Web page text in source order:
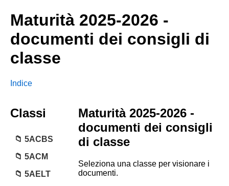
Maturità 2025-2026 -
documenti dei consigli di
classe
Indice
Classi
5ACBS
5ACM
5AELT
Maturità 2025-2026 -
documenti dei consigli
di classe
Seleziona una classe per visionare i
documenti.